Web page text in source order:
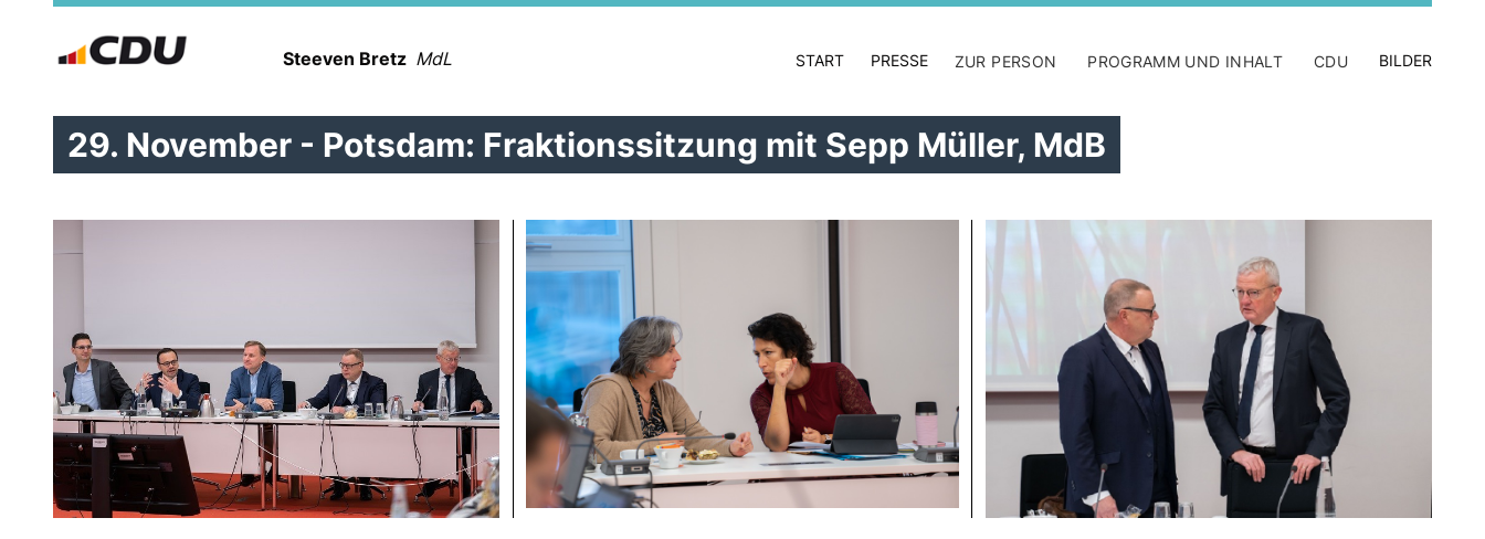
Steeven Bretz MdL START PRESSE ZUR PERSON PROGRAMM UND INHALT CDU BILDER
29. November - Potsdam: Fraktionssitzung mit Sepp Müller, MdB